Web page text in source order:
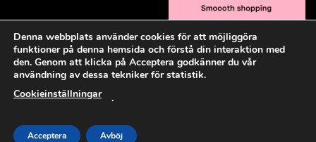
Denna webbplats använder cookies för att möjliggöra
funktioner på denna hemsida och förstå din interaktion med
den. Genom att klicka på Acceptera godkänner du vår
användning av dessa tekniker för statistik.
Cookieinställningar
.
Acceptera Avböj